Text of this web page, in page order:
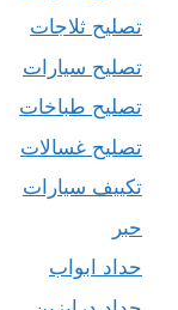
تصليح ثلاجات
تصليح سيارات
تصليح طباخات
تصليح غسالات
تكييف سيارات
حبر
حداد ابواب